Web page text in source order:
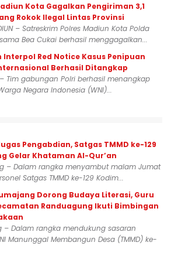
Kota Gagalkan Pengiriman 3,1
Rokok Ilegal Lintas Provinsi
– Satreskrim Polres Madiun Kota Polda
Bea Cukai berhasil menggagalkan...
Interpol Red Notice Kasus Penipuan
Berhasil Ditangkap
Tim gabungan Polri berhasil menangkap
Negara Indonesia (WNI)...
Pengabdian, Satgas TMMD ke-129
Gelar Khataman Al-Qur’an
– Dalam rangka menyambut malam Jumat
Satgas TMMD ke-129 Kodim...
Dorong Budaya Literasi, Guru
Randuagung Ikuti Bimbingan
– Dalam rangka mendukung sasaran
Manunggal Membangun Desa (TMMD) ke-